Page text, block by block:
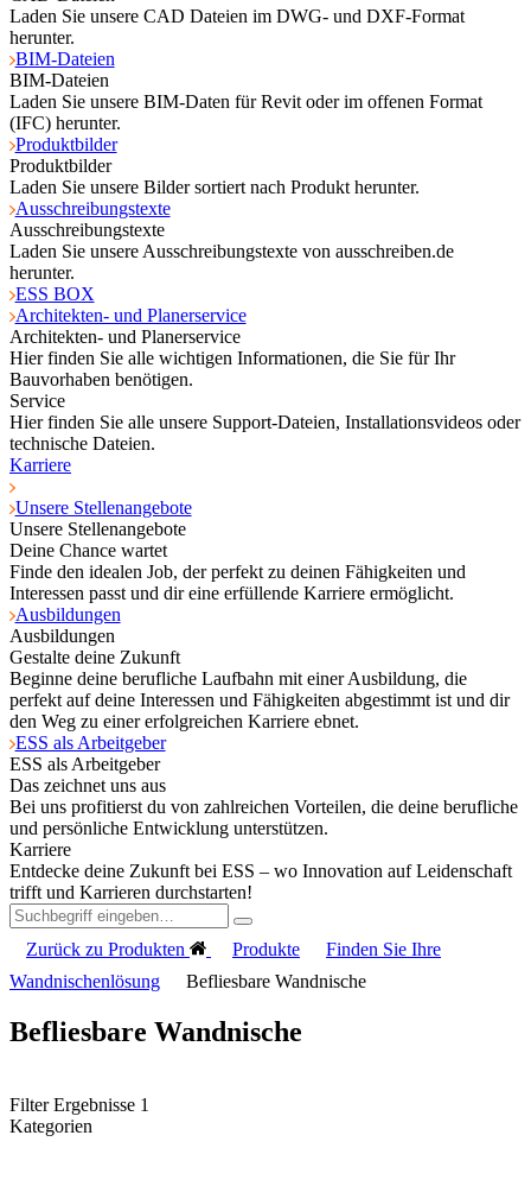
Laden Sie unsere CAD Dateien im DWG- und DXF-Format
herunter.
BIM-Dateien
BIM-Dateien
Laden Sie unsere BIM-Daten für Revit oder im offenen Format
(IFC) herunter.
Produktbilder
Produktbilder
Laden Sie unsere Bilder sortiert nach Produkt herunter.
Ausschreibungstexte
Ausschreibungstexte
Laden Sie unsere Ausschreibungstexte von ausschreiben.de
herunter.
ESS BOX
Architekten- und Planerservice
Architekten- und Planerservice
Hier finden Sie alle wichtigen Informationen, die Sie für Ihr
Bauvorhaben benötigen.
Service
Hier finden Sie alle unsere Support-Dateien, Installationsvideos oder
technische Dateien.
Karriere
Unsere Stellenangebote
Unsere Stellenangebote
Deine Chance wartet
Finde den idealen Job, der perfekt zu deinen Fähigkeiten und
Interessen passt und dir eine erfüllende Karriere ermöglicht.
Ausbildungen
Ausbildungen
Gestalte deine Zukunft
Beginne deine berufliche Laufbahn mit einer Ausbildung, die
perfekt auf deine Interessen und Fähigkeiten abgestimmt ist und dir
den Weg zu einer erfolgreichen Karriere ebnet.
ESS als Arbeitgeber
ESS als Arbeitgeber
Das zeichnet uns aus
Bei uns profitierst du von zahlreichen Vorteilen, die deine berufliche
und persönliche Entwicklung unterstützen.
Karriere
Entdecke deine Zukunft bei ESS – wo Innovation auf Leidenschaft
trifft und Karrieren durchstarten!
Zurück zu Produkten Produkte
Finden Sie Ihre
Wandnischenlösung
Befliesbare Wandnische
Befliesbare Wandnische
Filter Ergebnisse 1
Kategorien